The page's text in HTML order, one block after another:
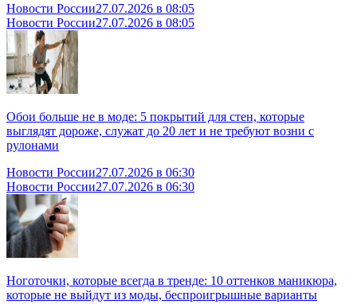
Новости России27.07.2026 в 08:05
Новости России27.07.2026 в 08:05
Обои больше не в моде: 5 покрытий для стен, которые
выглядят дороже, служат до 20 лет и не требуют возни с
рулонами
Новости России27.07.2026 в 06:30
Новости России27.07.2026 в 06:30
Ноготочки, которые всегда в тренде: 10 оттенков маникюра,
которые не выйдут из моды, беспроигрышные варианты